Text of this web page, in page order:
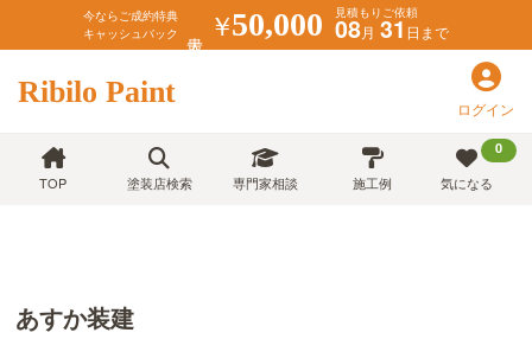
今ならご成約特典
キャッシュバック
￥50,000 見積もりご依頼
08月 31日まで
Ribilo Paint ログイン
TOP 塗装店検索 専門家相談 施工例
0
気になる
あすか装建